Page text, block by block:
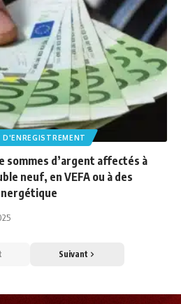
sommes d’argent affectés à
neuf, en VEFA ou à des
Suivant